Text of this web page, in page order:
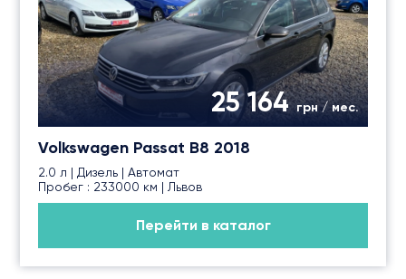
25 164грн / мес.
Volkswagen Passat B8 2018
2.0 л | Дизель | Автомат
Пробег : 233000 км | Львов
Перейти в каталог